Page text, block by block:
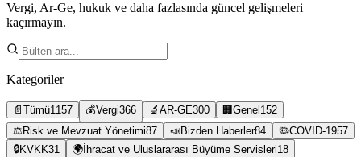
Vergi, Ar-Ge, hukuk ve daha fazlasında güncel gelişmeleri
kaçırmayın.
Kategoriler
📄 Tümü1157 💰Vergi366 🔬 AR-GE300 🏢 Genel 152
⚖️ Risk ve Mevzuat Yönetimi87 📣Bizden Haberler84 🦠COVID-1957
🔒KVKK31 🌍 İhracat ve Uluslararası Büyüme Servisleri18